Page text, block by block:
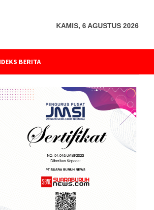
KAMIS, 6 AGUSTUS 2026
BERITA